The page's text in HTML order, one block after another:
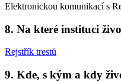
Elektronickou komunikací s
8. Na které instituci
Rejstřík trestů
9. Kde, s kým a kdy